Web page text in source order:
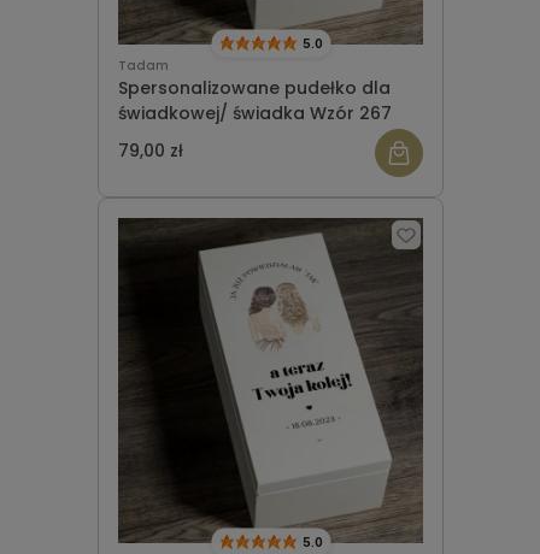
Tadam
Spersonalizowane pudełko dla
świadkowej/ świadka Wzór 267
5.0
79,00 zł
5.0